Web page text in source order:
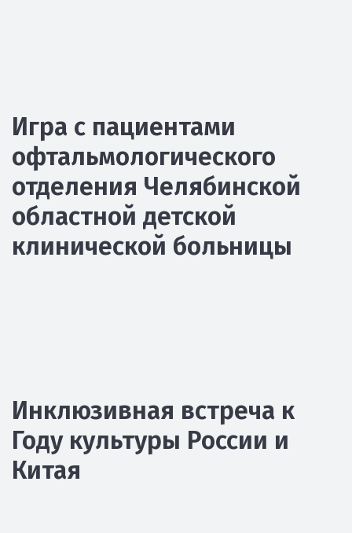
Игра с пациентами
офтальмологического
отделения Челябинской
областной детской
клинической больницы
Инклюзивная встреча к
Году культуры России и
Китая